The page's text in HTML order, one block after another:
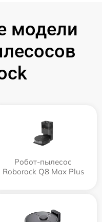
модели
Робот-пылесос
Roborock Q8 Max Plus